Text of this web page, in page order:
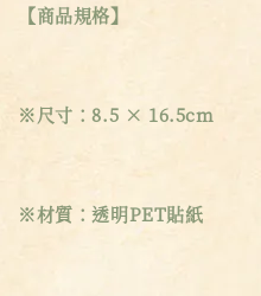
【商品規格】
※尺寸：8.5 × 16.5cm
※材質：透明PET貼紙